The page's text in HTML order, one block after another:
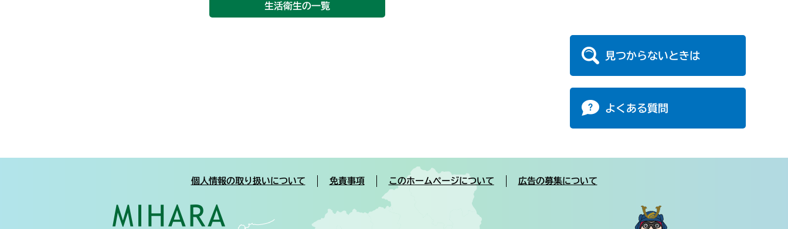
生活衛生の一覧
見つからないときは
よくある質問
個人情報の取り扱いについて 免責事項 このホームページについて 広告の募集について